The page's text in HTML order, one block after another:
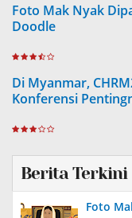
Foto Mak Nyak
Doodle
Di Myanmar,
Konferensi
Berita Terkini
Foto